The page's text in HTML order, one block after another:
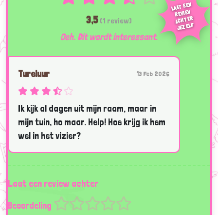
3,5 (1 review)
Oeh. Dit wordt interessant.
LAAT EEN
REVIEW
ACHTER
JEZELF
Tureluur 13 Feb 2026
Ik kijk al dagen uit mijn raam, maar in
mijn tuin, ho maar. Help! Hoe krijg ik hem
wel in het vizier?
Laat een review achter
Beoordeling